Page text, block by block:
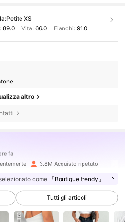
Petite XS
89.0 Vita: 66.0 Fianchi: 91.0
altro
fa
3.8M Acquisto ripetuto
come 「Boutique trendy」
Tutti gli articoli